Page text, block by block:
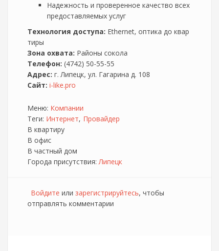
Надежность и проверенное качество всех
предоставляемых услуг
Технология доступа: Ethernet, оптика до квар
тиры
Зона охвата: Районы сокола
Телефон: (4742) 50-55-55
Адрес: г. Липецк, ул. Гагарина д. 108
Сайт: i-like.pro
Меню: Компании
Теги: Интернет Провайдер
В квартиру
В офис
В частный дом
Города присутствия:Липецк
Войдите или зарегистрируйтесь, чтобы
отправлять комментарии